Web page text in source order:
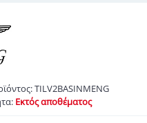
TILV2BASINMENG
Εκτός αποθέματος